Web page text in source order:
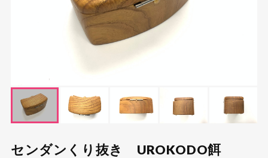
センダンくり抜き UROKODO餌